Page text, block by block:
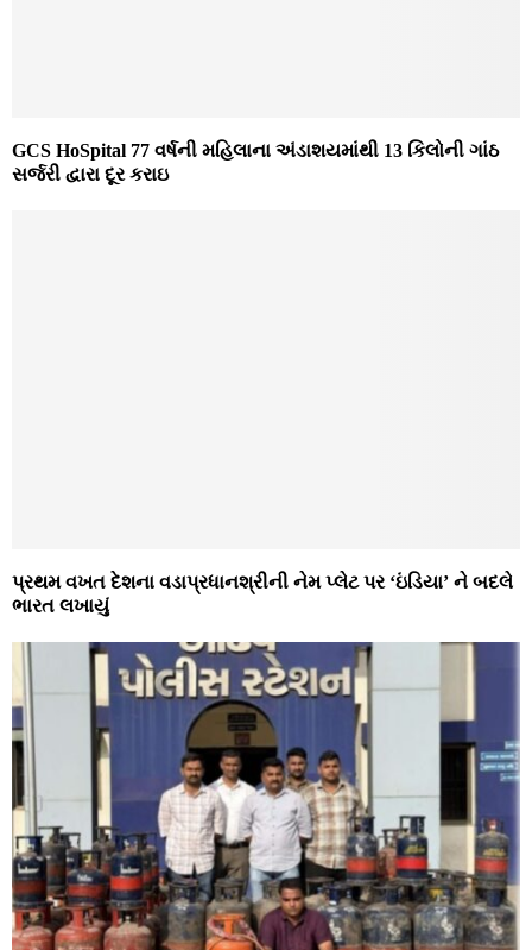
GCS HoSpital 77 વર્ષની મહિલાના અંડાશયમાંથી 13 કિલોની ગાંઠ
સર્જરી દ્વારા દૂર કરાઇ
પ્રથમ વખત દેશના વડાપ્રધાનશ્રીની નેમ પ્લેટ પર ‘ઇંડિયા’ ને બદલે
ભારત લખાયું